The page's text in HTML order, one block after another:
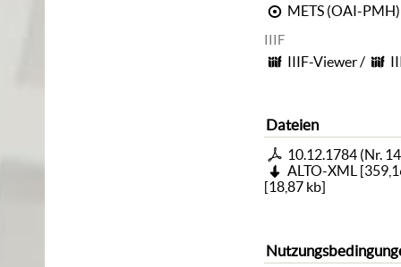
METS (OAI-PMH)
IIIF
IIIF-Viewer/
Dateien
10.12.1784 (Nr.
ALTO-XML [
[18,87 kb]